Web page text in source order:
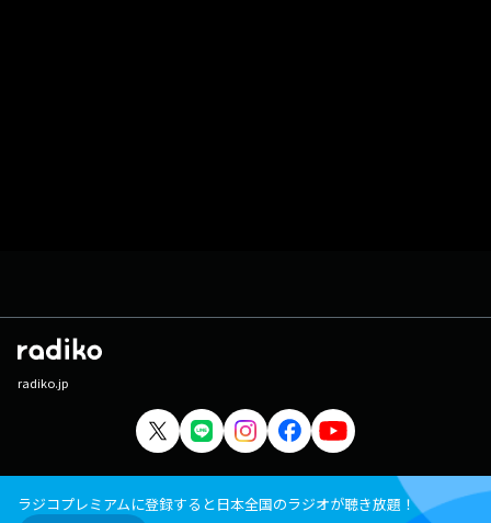
radiko.jp
ラジコプレミアムに登録すると日本全国のラジオが聴き放題！